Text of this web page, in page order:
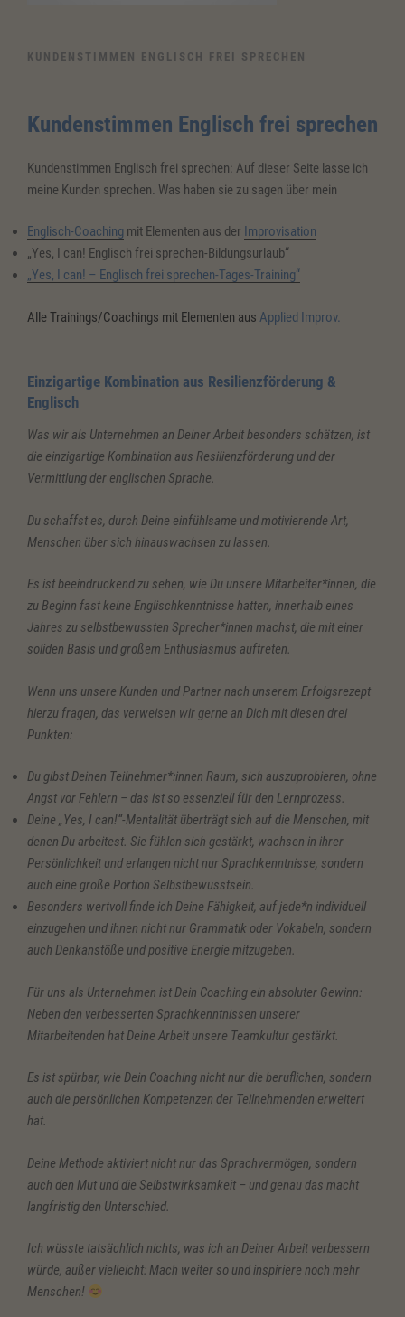
KUNDENSTIMMEN ENGLISCH FREI SPRECHEN
Kundenstimmen Englisch frei sprechen
Kundenstimmen Englisch frei sprechen: Auf dieser Seite lasse ich
meine Kunden sprechen. Was haben sie zu sagen über mein
Englisch-Coaching mit Elementen aus der Improvisation
„Yes, I can! Englisch frei sprechen-Bildungsurlaub“
„Yes, I can! – Englisch frei sprechen-Tages-Training“
Alle Trainings/Coachings mit Elementen aus Applied Improv.
Einzigartige Kombination aus Resilienzförderung &
Englisch
Was wir als Unternehmen an Deiner Arbeit besonders schätzen, ist
die einzigartige Kombination aus Resilienzförderung und der
Vermittlung der englischen Sprache.
Du schaffst es, durch Deine einfühlsame und motivierende Art,
Menschen über sich hinauswachsen zu lassen.
Es ist beeindruckend zu sehen, wie Du unsere Mitarbeiter*innen, die
zu Beginn fast keine Englischkenntnisse hatten, innerhalb eines
Jahres zu selbstbewussten Sprecher*innen machst, die mit einer
soliden Basis und großem Enthusiasmus auftreten.
Wenn uns unsere Kunden und Partner nach unserem Erfolgsrezept
hierzu fragen, das verweisen wir gerne an Dich mit diesen drei
Punkten:
Du gibst Deinen Teilnehmer*:innen Raum, sich auszuprobieren, ohne
Angst vor Fehlern – das ist so essenziell für den Lernprozess.
Deine „Yes, I can!“-Mentalität überträgt sich auf die Menschen, mit
denen Du arbeitest. Sie fühlen sich gestärkt, wachsen in ihrer
Persönlichkeit und erlangen nicht nur Sprachkenntnisse, sondern
auch eine große Portion Selbstbewusstsein.
Besonders wertvoll finde ich Deine Fähigkeit, auf jede*n individuell
einzugehen und ihnen nicht nur Grammatik oder Vokabeln, sondern
auch Denkanstöße und positive Energie mitzugeben.
Für uns als Unternehmen ist Dein Coaching ein absoluter Gewinn:
Neben den verbesserten Sprachkenntnissen unserer
Mitarbeitenden hat Deine Arbeit unsere Teamkultur gestärkt.
Es ist spürbar, wie Dein Coaching nicht nur die beruflichen, sondern
auch die persönlichen Kompetenzen der Teilnehmenden erweitert
hat.
Deine Methode aktiviert nicht nur das Sprachvermögen, sondern
auch den Mut und die Selbstwirksamkeit – und genau das macht
langfristig den Unterschied.
Ich wüsste tatsächlich nichts, was ich an Deiner Arbeit verbessern
würde, außer vielleicht: Mach weiter so und inspiriere noch mehr
Menschen!